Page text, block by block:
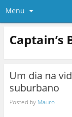
Menu
Captain’s
Um dia na
suburbano
Posted by Mauro